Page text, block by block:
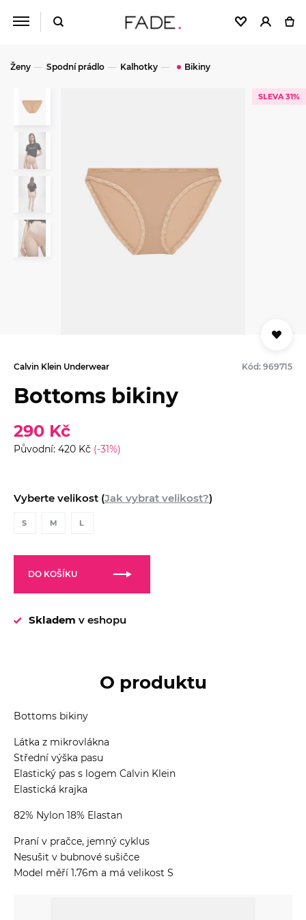
Ženy Spodní prádlo Kalhotky Bikiny
SLEVA 31%
Calvin Klein Underwear Kód: 969715
Bottoms bikiny
290 Kč
Původní: 420 Kč (-31%)
Vyberte velikost (Jak vybrat velikost?)
S M L
DO KOŠÍKU
Skladem v eshopu
O produktu
Bottoms bikiny
Látka z mikrovlákna
Střední výška pasu
Elastický pas s logem Calvin Klein
Elastická krajka
82% Nylon 18% Elastan
Praní v pračce, jemný cyklus
Nesušit v bubnové sušičce
Model měří 1.76m a má velikost S